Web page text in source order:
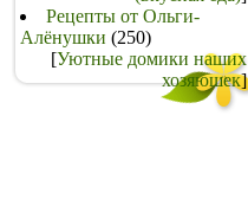
Рецепты от Ольги-
Алёнушки (250)
[Уютные домики наших
хозяюшек]